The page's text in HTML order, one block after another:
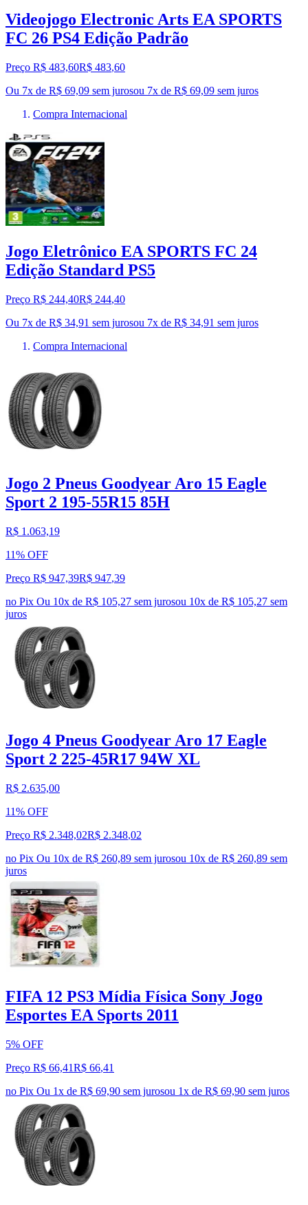
Videojogo Electronic Arts EA SPORTS
FC 26 PS4 Edição Padrão
Preço R$ 483,60R$ 483,60
Ou 7x de R$ 69,09 sem jurosou 7x de R$ 69,09 sem juros
Compra Internacional
Jogo Eletrônico EA SPORTS FC 24
Edição Standard PS5
Preço R$ 244,40R$ 244,40
Ou 7x de R$ 34,91 sem jurosou 7x de R$ 34,91 sem juros
Compra Internacional
Jogo 2 Pneus Goodyear Aro 15 Eagle
Sport 2 195-55R15 85H
R$ 1.063,19
11% OFF
Preço R$ 947,39R$ 947,39
no Pix Ou 10x de R$ 105,27 sem jurosou 10x de R$ 105,27 sem
juros
Jogo 4 Pneus Goodyear Aro 17 Eagle
Sport 2 225-45R17 94W XL
R$ 2.635,00
11% OFF
Preço R$ 2.348,02R$ 2.348,02
no Pix Ou 10x de R$ 260,89 sem jurosou 10x de R$ 260,89 sem
juros
FIFA 12 PS3 Mídia Física Sony Jogo
Esportes EA Sports 2011
5% OFF
Preço R$ 66,41R$ 66,41
no Pix Ou 1x de R$ 69,90 sem jurosou 1x de R$ 69,90 sem juros